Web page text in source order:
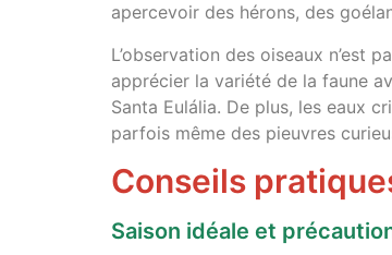
apercevoir des hérons, des
L’observation des oiseaux n’est
apprécier la variété de la faune
Santa Eulália. De plus, les eaux
parfois même des pieuvres
Conseils
Saison idéale et